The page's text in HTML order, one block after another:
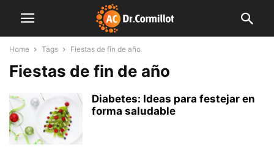
Home Tags Fiestas de fin de año
Fiestas de fin de año
Diabetes: Ideas para festejar en
forma saludable